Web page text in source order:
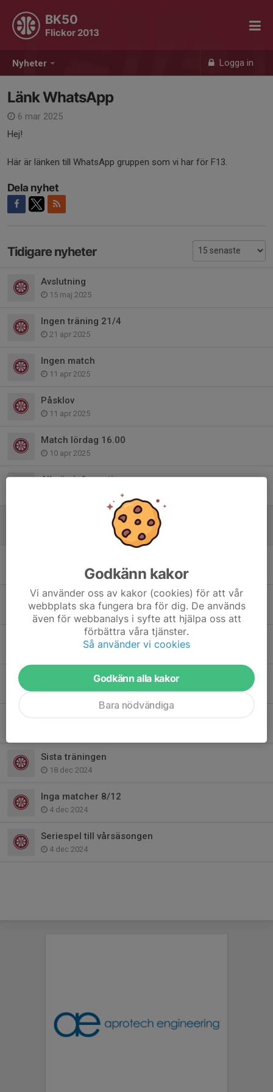
Nyheter Logga in
BK50
Flickor 2013
Länk WhatsApp
6 mar 2025
Hej!
Här är länken till WhatsApp gruppen som vi har för F13.
Dela nyhet
Tidigare nyheter
Avslutning
15 maj 2025
Ingen träning 21/4
21 apr 2025
Ingen match
11 apr 2025
Påsklov
11 apr 2025
Match lördag 16.00
10 apr 2025
Allmän information
6 feb 2025
Match 9/2
1 feb 2025
Match söndag 26/1
23 jan 2025
Helgens matcher 19/1
16 jan 2025
Sista träningen
18 dec 2024
Inga matcher 8/12
4 dec 2024
Seriespel till vårsäsongen
4 dec 2024
Godkänn kakor
Vi använder oss av kakor (cookies) för att vår
webbplats ska fungera bra för dig. De används
även för webbanalys i syfte att hjälpa oss att
förbättra våra tjänster.
Så använder vi cookies
Godkänn alla kakor
Bara nödvändiga